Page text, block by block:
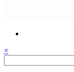
Весёлый
жизни
Семья, общение,
×
Весёлый и здоровый